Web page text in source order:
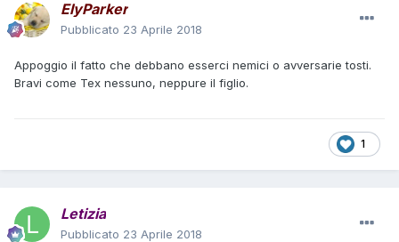
alcuni uomini di fiducia che lo tenessero d'occhio, al fine
esplicito di evitare qualsivoglia equivoco o incidente?
Tex era stato suo malgrado coinvolto in una battuta di
sua contrarietà alla cosa, per timore che i Sioux potessero
aversene a male... A "casa sua", essendo lui il referente per
ElyParker
Pubblicato 23 Aprile 2018
Appoggio il fatto che debbano esserci nemici o avversarie tosti.
Bravi come Tex nessuno, neppure il figlio.
1
Letizia
Pubblicato 23 Aprile 2018